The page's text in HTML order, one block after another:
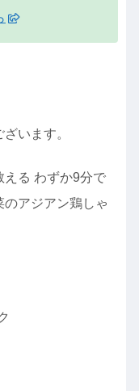
います。
える わずか9分で
アジアン鶏しゃ